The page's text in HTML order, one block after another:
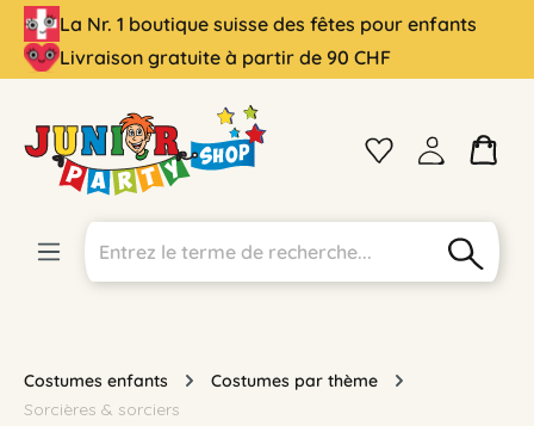
principal
La Nr. 1 boutique suisse des fêtes pour enfants
Livraison gratuite à partir de 90 CHF
Costumes enfants
Costumes par thème
Sorcières & sorciers